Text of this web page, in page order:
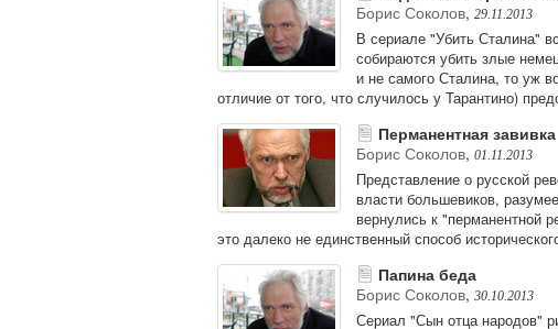
Борис Соколов, 29.11.2013
В сериале "Убить Сталина"
собираются убить злые
и не самого Сталина, то уж
отличие от того, что случилось у Тарантино)
Перманентная завивка
Борис Соколов, 01.11.2013
Представление о русской
власти большевиков,
вернулись к "перманентной
это далеко не единственный способ
Папина беда
Борис Соколов, 30.10.2013
Сериал "Сын отца народов"